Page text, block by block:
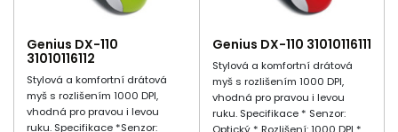
Genius DX-110
31010116112
Stylová a komfortní drátová
myš s rozlišením 1000 DPI,
vhodná pro pravou i levou
ruku. Specifikace *Senzor:
Genius DX-110 31010116111
Stylová a komfortní drátová
myš s rozlišením 1000 DPI,
vhodná pro pravou i levou
ruku. Specifikace * Senzor: